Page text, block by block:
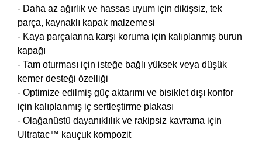
- Daha az ağırlık ve hassas uyum için dikişsiz, tek
parça, kaynaklı kapak malzemesi
- Kaya parçalarına karşı koruma için kalıplanmış burun
kapağı
- Tam oturması için isteğe bağlı yüksek veya düşük
kemer desteği özelliği
- Optimize edilmiş güç aktarımı ve bisiklet dışı konfor
için kalıplanmış iç sertleştirme plakası
- Olağanüstü dayanıklılık ve rakipsiz kavrama için
Ultratac™ kauçuk kompozit